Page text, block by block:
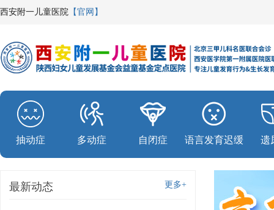
西安附一儿童医院 【官网】
抽动症 多动症 自闭症 语言发育迟缓 遗
更多+
最新动态